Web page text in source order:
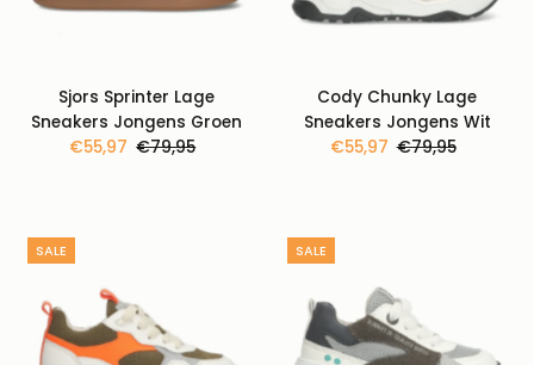
Sjors Sprinter Lage
Sneakers Jongens Groen
Kortingsprijs
€55,97 Normale
€79,95
Cody Chunky Lage
Sneakers Jongens Wit
Kortingsprijs
€55,97 Normale
€79,95
SALE SALE